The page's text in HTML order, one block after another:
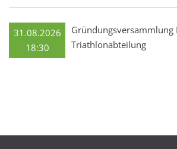
31.08.2026
18:30
Gründungsversammlung
Triathlonabteilung